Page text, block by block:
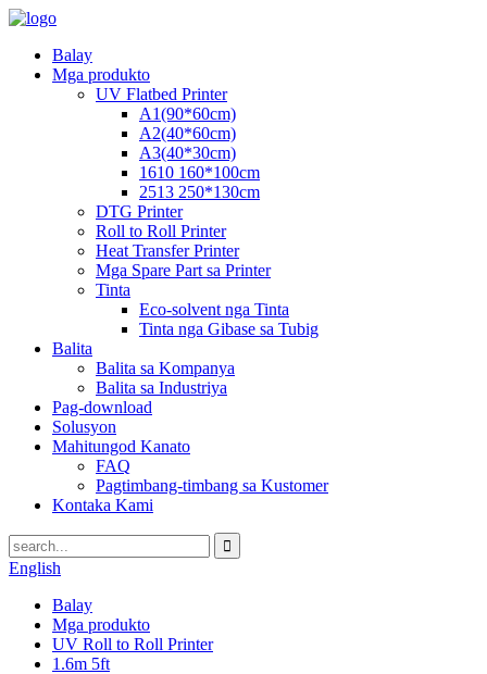
Balay
Mga produkto
UV Flatbed Printer
A1(90*60cm)
A2(40*60cm)
A3(40*30cm)
1610 160*100cm
2513 250*130cm
DTG Printer
Roll to Roll Printer
Heat Transfer Printer
Mga Spare Part sa Printer
Tinta
Eco-solvent nga Tinta
Tinta nga Gibase sa Tubig
Balita
Balita sa Kompanya
Balita sa Industriya
Pag-download
Solusyon
Mahitungod Kanato
FAQ
Pagtimbang-timbang sa Kustomer
Kontaka Kami
English
Balay
Mga produkto
UV Roll to Roll Printer
1.6m 5ft